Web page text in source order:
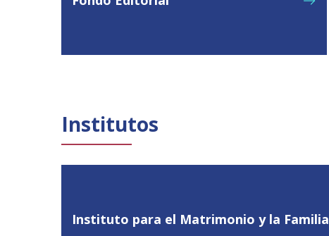
Institutos
Instituto para el Matrimonio y la Familia